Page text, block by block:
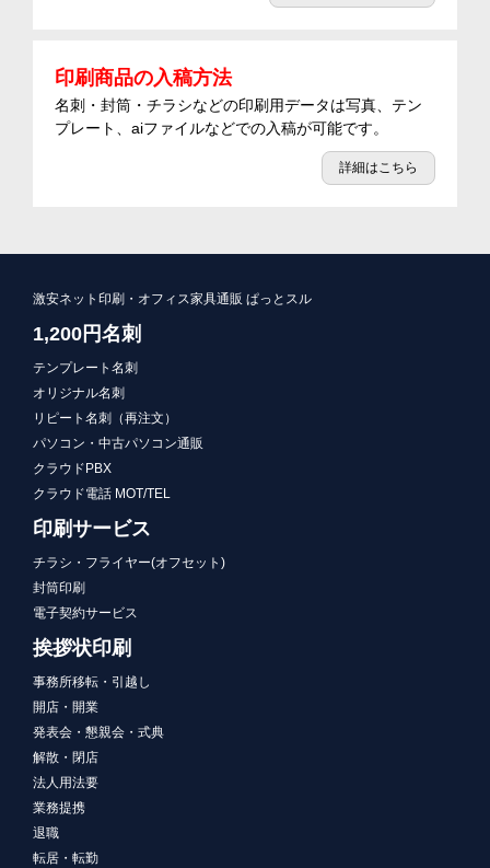
印刷商品の入稿方法
名刺・封筒・チラシなどの印刷用データは写真、テン
プレート、aiファイルなどでの入稿が可能です。
詳細はこちら
激安ネット印刷・オフィス家具通販 ぱっとスル
1,200円名刺
テンプレート名刺
オリジナル名刺
リピート名刺（再注文）
パソコン・中古パソコン通販
クラウドPBX
クラウド電話 MOT/TEL
印刷サービス
チラシ・フライヤー(オフセット)
封筒印刷
電子契約サービス
挨拶状印刷
事務所移転・引越し
開店・開業
発表会・懇親会・式典
解散・閉店
法人用法要
業務提携
退職
転居・転勤